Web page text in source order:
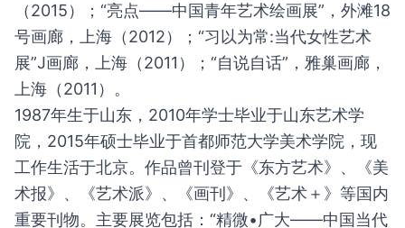
（2015）；“亮点——中国⻘年艺术绘画展”，外滩18
号画廊，上海（2012）；“习以为常:当代⼥性艺术
展”J画廊，上海（2011）；“⾃说⾃话”，雅巢画廊，
上海（2011）。
1987年生于山东，2010年学士毕业于山东艺术学
院，2015年硕士毕业于首都师范大学美术学院，现
工作生活于北京。作品曾刊登于《东方艺术》、《美
术报》、《艺术派》、《画刊》、《艺术＋》等国内
重要刊物。主要展览包括：“精微•广大——中国当代